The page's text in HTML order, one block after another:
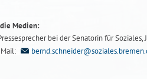
Medien:
bei der Senatorin für